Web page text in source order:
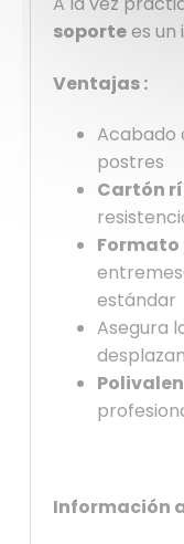
soportees un
Ventajas :
Acabado
postres
Cartón
estándar
Asegura
Información